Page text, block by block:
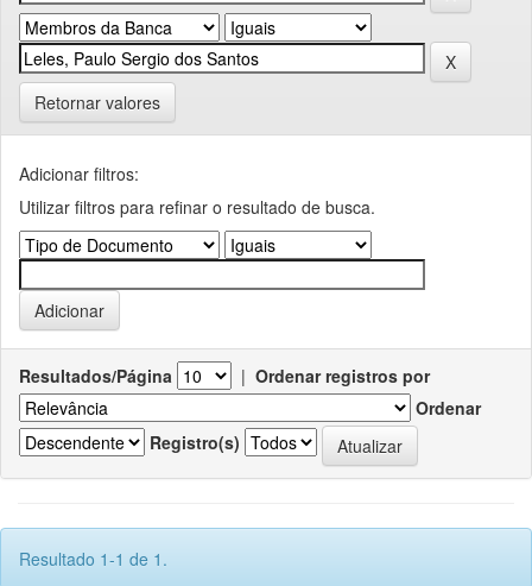
Retornar valores
Adicionar filtros:
Utilizar filtros para refinar o resultado de busca.
Resultados/Página | Ordenar registros por
Ordenar
Registro(s)
Resultado 1-1 de 1.